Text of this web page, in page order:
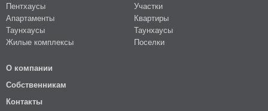
Пентхаусы
Апартаменты
Таунхаусы
Жилые комплексы
Участки
Квартиры
Таунхаусы
Поселки
О компании
Собственникам
Контакты